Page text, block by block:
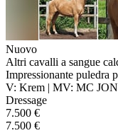
Nuovo
Altri cavalli a sangue
Impressionante puledra
V: Krem | MV: MC
Dressage
7.500 €
7.500 €